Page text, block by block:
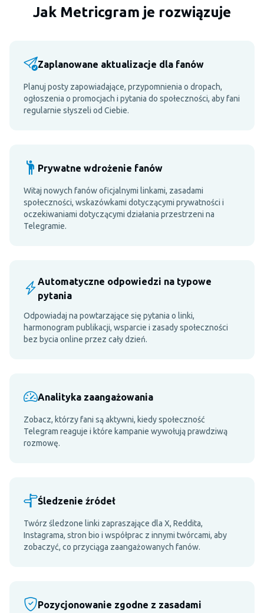
Jak Metricgram je rozwiązuje
Zaplanowane aktualizacje dla fanów
Planuj posty zapowiadające, przypomnienia o dropach,
ogłoszenia o promocjach i pytania do społeczności, aby fani
regularnie słyszeli od Ciebie.
Prywatne wdrożenie fanów
Witaj nowych fanów oficjalnymi linkami, zasadami
społeczności, wskazówkami dotyczącymi prywatności i
oczekiwaniami dotyczącymi działania przestrzeni na
Telegramie.
Automatyczne odpowiedzi na typowe
pytania
Odpowiadaj na powtarzające się pytania o linki,
harmonogram publikacji, wsparcie i zasady społeczności
bez bycia online przez cały dzień.
Analityka zaangażowania
Zobacz, którzy fani są aktywni, kiedy społeczność
Telegram reaguje i które kampanie wywołują prawdziwą
rozmowę.
Śledzenie źródeł
Twórz śledzone linki zapraszające dla X, Reddita,
Instagrama, stron bio i współprac z innymi twórcami, aby
zobaczyć, co przyciąga zaangażowanych fanów.
Pozycjonowanie zgodne z zasadami